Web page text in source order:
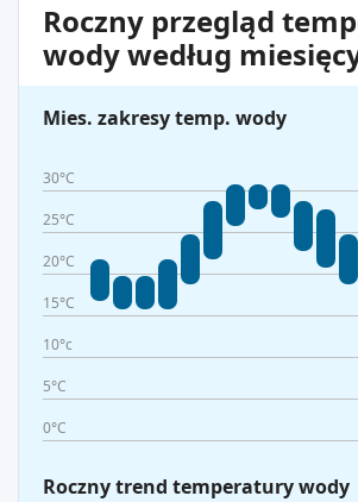
Roczny przegląd
wody według
Mies. zakresy temp. wody
30°C
25°C
20°C
15°C
10°c
5°C
0°C
Roczny trend temperatury wody